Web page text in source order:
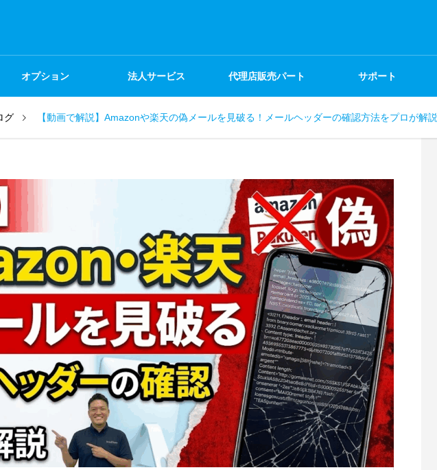
オプション 法人サービス 代理店販売パート
ナー
サポート
グ 【動画で解説】Amazonや楽天の偽メールを見破る！メールヘッダーの確認方法をプロが解説